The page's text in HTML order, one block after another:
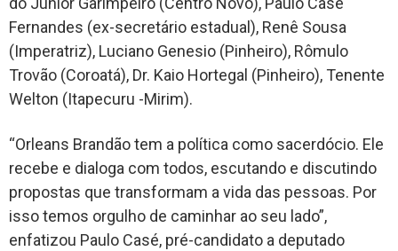
Fernandes (ex-secretário estadual), Renê Sousa
(Imperatriz), Luciano Genesio (Pinheiro), Rômulo
Trovão (Coroatá), Dr. Kaio Hortegal (Pinheiro), Tenente
Welton (Itapecuru -Mirim).
“Orleans Brandão tem a política como sacerdócio. Ele
recebe e dialoga com todos, escutando e discutindo
propostas que transformam a vida das pessoas. Por
isso temos orgulho de caminhar ao seu lado”,
enfatizou Paulo Casé, pré-candidato a deputado